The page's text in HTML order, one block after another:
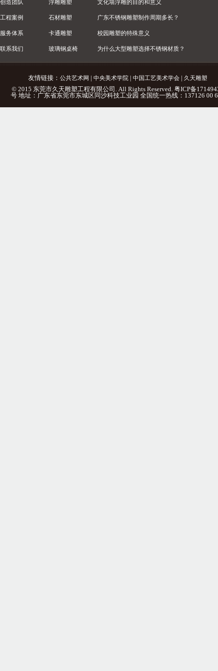
创造团队
工程案例
服务体系
联系我们
浮雕雕塑
石材雕塑
卡通雕塑
玻璃钢桌椅
文化墙浮雕的目的和意义
广东不锈钢雕塑制作周期多长？
校园雕塑的特殊意义
为什么大型雕塑选择不锈钢材质？
友情链接： 公共艺术网 | 中央美术学院 | 中国工艺美术学会 | 久天雕塑
© 2015 东莞市久天雕塑工程有限公司. All Rights Reserved. 粤ICP备
号 地址：广东省东莞市东城区同沙科技工业园 全国统一热线：137126 00